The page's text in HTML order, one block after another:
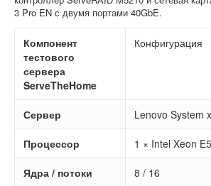
3 Pro EN с двумя портами 40GbE.
Компонент
тестового
сервера
ServeTheHome
Конфигурация
Сервер Lenovo System
Процессор 1 × Intel Xeon
Ядра / потоки 8 / 16